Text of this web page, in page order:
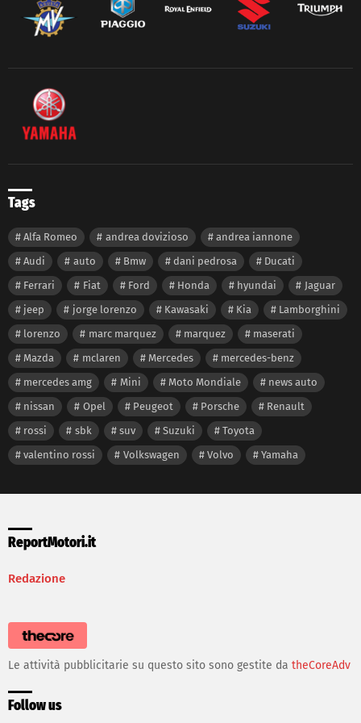
Tags
Alfa Romeo andrea dovizioso
andrea iannone
Audi
auto Bmw dani pedrosa
Ducati
Ferrari
Fiat Ford Honda hyundai
Jaguar
jeep
jorge lorenzo Kawasaki Kia
Lamborghini
lorenzo
marc marquez marquez
maserati
Mazda
mclaren Mercedes
mercedes-benz
mercedes amg
Mini Moto Mondiale
news auto
nissan
Opel Peugeot Porsche
Renault
rossi
sbk suv Suzuki
Toyota
valentino rossi
Volkswagen Volvo Yamaha
ReportMotori.it
Redazione
Le attività pubblicitarie su questo sito sono gestite da theCoreAdv
Follow us